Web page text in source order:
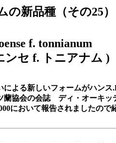
新品種（その25）
f. tonnianum
f. トニアナム )
よる新しいフォームがハンス
蘭協会の会誌 ディ・オーキッ
において報告されましたので